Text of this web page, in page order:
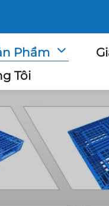
Phẩm
Tôi